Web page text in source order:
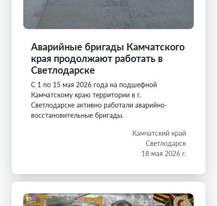
Аварийные бригады Камчатского
края продолжают работать в
Светлодарске
С 1 по 15 мая 2026 года на подшефной
Камчатскому краю территории в г.
Светлодарске активно работали аварийно-
восстановительные бригады.
Камчатский край
Светлодарск
18 мая 2026 г.